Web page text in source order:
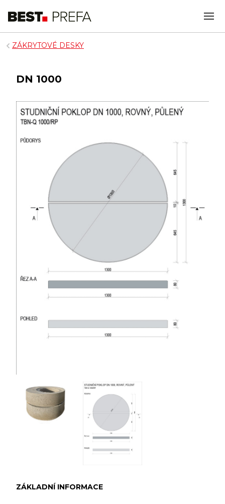
ZÁKRYTOVÉ DESKY
DN 1000
ZÁKLADNÍ INFORMACE